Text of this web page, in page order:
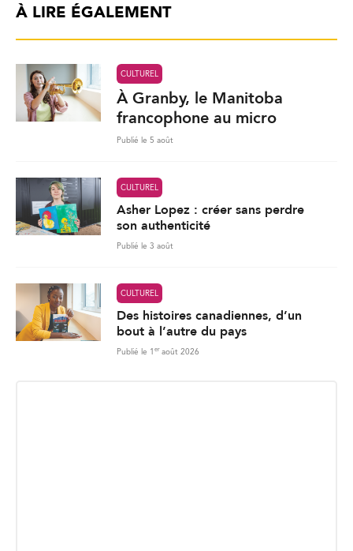
À LIRE ÉGALEMENT
CULTUREL
À Granby, le Manitoba
francophone au micro
Publié le 5 août
CULTUREL
Asher Lopez : créer sans perdre
son authenticité
Publié le 3 août
CULTUREL
Des histoires canadiennes, d’un
bout à l’autre du pays
Publié le 1 er août 2026